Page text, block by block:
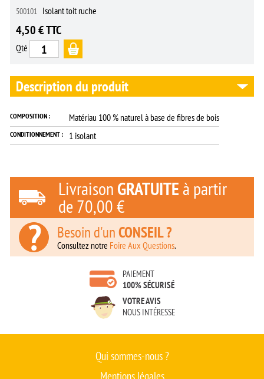
500101 Isolant toit ruche
4,50 € TTC
Qté
Description du produit
COMPOSITION : Matériau 100 % naturel à base de fibres de bois
CONDITIONNEMENT : 1 isolant
Livraison GRATUITE à partir
de 70,00 €
Besoin d'unCONSEIL ?
Consultez notre Foire Aux Questions.
PAIEMENT
100% SÉCURISÉ
VOTRE AVIS
NOUS INTÉRESSE
Qui sommes-nous ?
Mentions légales